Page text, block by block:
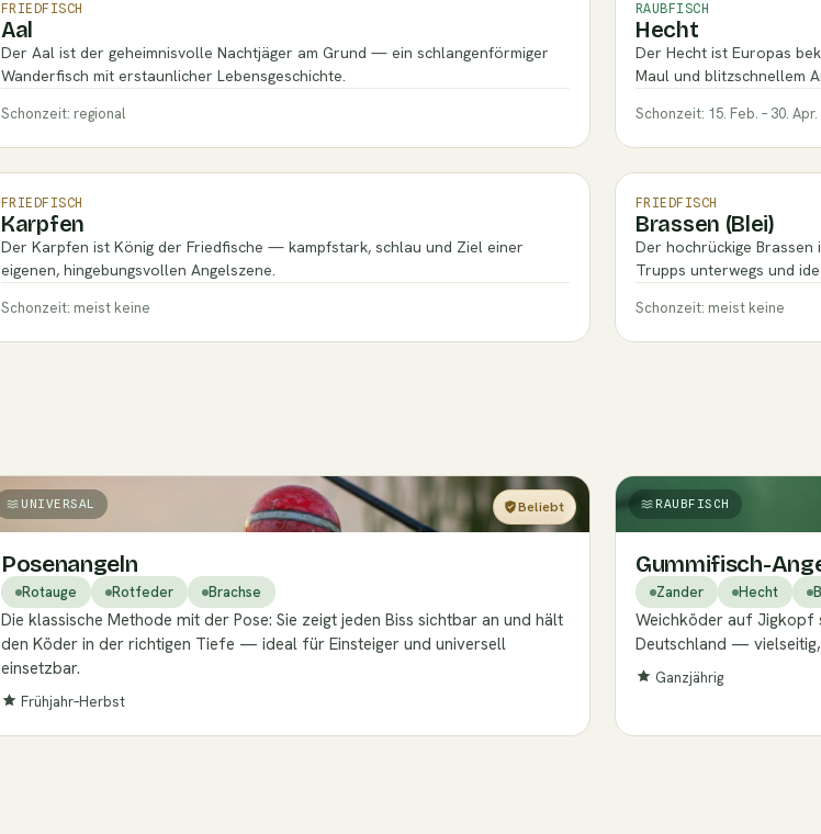
FRIEDFISCH
Aal
Der Aal ist der geheimnisvolle Nachtjäger am Grund — ein schlangenförmiger
Wanderfisch mit erstaunlicher Lebensgeschichte.
Schonzeit: regional
RAUBFISCH
Hecht
Der Hecht ist Europas
Maul und blitzschnellem
Schonzeit: 15. Feb. – 30. Apr.
FRIEDFISCH
Karpfen
Der Karpfen ist König der Friedfische — kampfstark, schlau und Ziel einer
eigenen, hingebungsvollen Angelszene.
Schonzeit: meist keine
FRIEDFISCH
Brassen (Blei)
Der hochrückige
Trupps unterwegs und
Schonzeit: meist keine
UNIVERSAL Beliebt
Einsteiger
Posenangeln
Rotauge Rotfeder Brachse
Die klassische Methode mit der Pose: Sie zeigt jeden Biss sichtbar an und hält
den Köder in der richtigen Tiefe — ideal für Einsteiger und universell
einsetzbar.
Frühjahr–Herbst
RAUBFISCH
Gummifisch-
Zander Hecht
Weichköder auf Jigkopf
Deutschland —
Ganzjährig